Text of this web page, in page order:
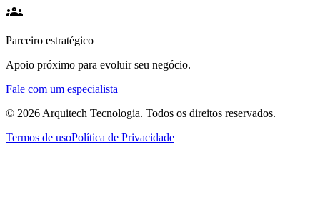
groups
Parceiro estratégico
Apoio próximo para evoluir seu negócio.
Fale com um especialista
© 2026 Arquitech Tecnologia. Todos os direitos reservados.
Termos de usoPolítica de Privacidade